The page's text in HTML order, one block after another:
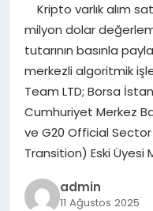
SAĞLIK
SIYASET
SPOR
TEKNOLOJI
YAŞAM
Kripto varlık alım
milyon dolar
tutarının basınla
merkezli algoritmik
Team LTD; Borsa
Cumhuriyet Merkez
ve G20 Official
Transition) Eski Üyesi
admin
11 Ağustos 2025